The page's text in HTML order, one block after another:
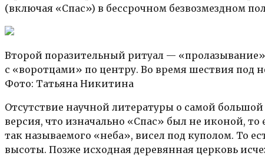
(включая «Спас») в бессрочном безвозмездном
Второй поразительный ритуал —
с «воротцами» по центру. Во время шествия под
Фото: Татьяна Никитина
Отсутствие научной литературы о самой
версия, что изначально «Спас» был не иконой,
так называемого «неба», висел под куполом. То
высоты. Позже исходная деревянная церковь